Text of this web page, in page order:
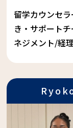
留学カウンセ
き・サポート
ネジメント/経